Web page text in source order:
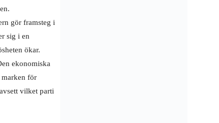
gör framsteg i
i en återvändsgränd. Produktionen har stagnerat.
utomlands. Den ekonomiska situationen och den
under den kommande perioden, oavsett vilket
situationen, skulle en ”socialistisk” regering föra